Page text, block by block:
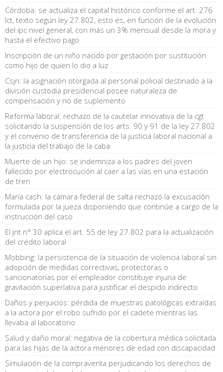
Córdoba: se actualiza el capital histórico conforme el art. 276
lct, texto según ley 27.802, esto es, en función de la evolución
del ipc nivel general, con más un 3% mensual desde la mora y
hasta el efectivo pago
Inscripción de un niño nacido por gestación por sustitución
como hijo de quien lo dio a luz
Csjn: la asignación otorgada al personal policial destinado a la
división custodia presidencial posee naturaleza de
compensación y no de suplemento
Reforma laboral: rechazo de la cautelar innovativa de la cgt
solicitando la suspensión de los arts. 90 y 91 de la ley 27.802
y el convenio de transferencia de la justicia laboral nacional a
la justicia del trabajo de la caba
Muerte de un hijo: se indemniza a los padres del joven
fallecido por electrocución al caer a las vías en una estación
de tren
María cash: la cámara federal de salta rechazó la excusación
formulada por la jueza disponiendo que continúe a cargo de la
instrucción del caso
El jnt n° 30 aplica el art. 55 de ley 27.802 para la actualización
del crédito laboral
Mobbing: la persistencia de la situación de violencia laboral sin
adopción de medidas correctivas, protectoras o
sancionatorias por el empleador constituye injuria de
gravitación superlativa para justificar el despido indirecto
Daños y perjuicios: pérdida de muestras patológicas extraídas
a la actora por el robo sufrido por el cadete mientras las
llevaba al laboratorio
Salud y daño moral: negativa de la cobertura médica solicitada
para las hijas de la actora menores de edad con discapacidad
Simulación de la compraventa perjudicando los derechos de